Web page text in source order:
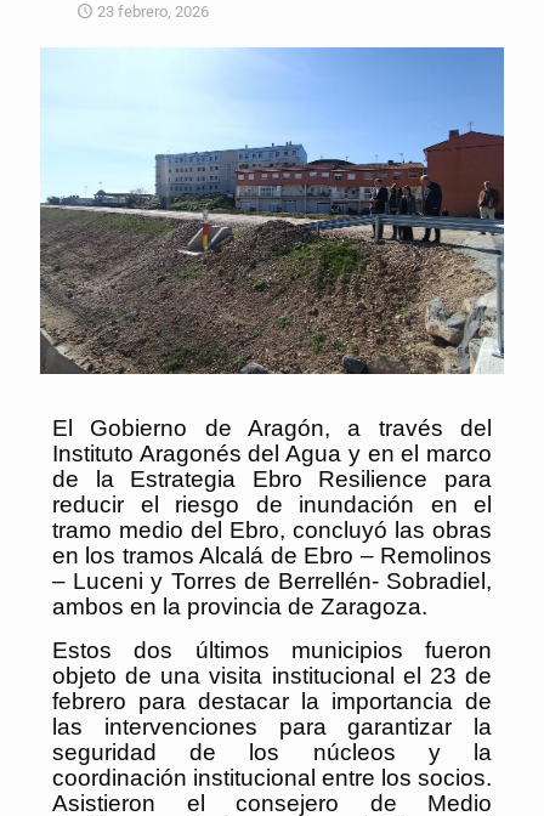
23 febrero, 2026
El Gobierno de Aragón, a través del
Instituto Aragonés del Agua y en el marco
de la Estrategia Ebro Resilience para
reducir el riesgo de inundación en el
tramo medio del Ebro, concluyó las obras
en los tramos Alcalá de Ebro – Remolinos
– Luceni y Torres de Berrellén- Sobradiel,
ambos en la provincia de Zaragoza.
Estos dos últimos municipios fueron
objeto de una visita institucional el 23 de
febrero para destacar la importancia de
las intervenciones para garantizar la
seguridad de los núcleos y la
coordinación institucional entre los socios.
Asistieron el consejero de Medio